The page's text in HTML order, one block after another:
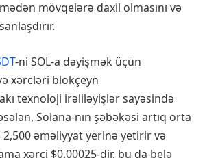
mövqelərə daxil olmasını və
-ni SOL-a dəyişmək üçün
xərcləri blokçeyn
texnoloji irəliləyişlər sayəsində
Solana-nın şəbəkəsi artıq orta
əməliyyat yerinə yetirir və
xərci $0.00025-dir, bu da belə